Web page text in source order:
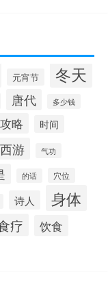
元宵节 冬天
唐代 多少钱
攻略 时间
游 气功
的话 穴位
诗人 身体
疗 饮食